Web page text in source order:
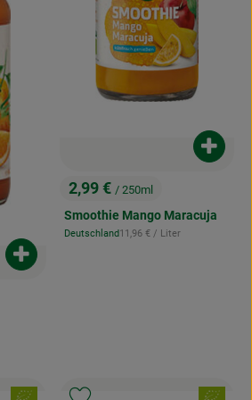
Produkt zum Warenkorb hinzufügen
, Preis:
2,99 € / 250ml
Smoothie Mango Maracuja
, Herkunft:
Deutschland, Referenzpreis:
11,96 € / Liter
, Verband: , Verband: